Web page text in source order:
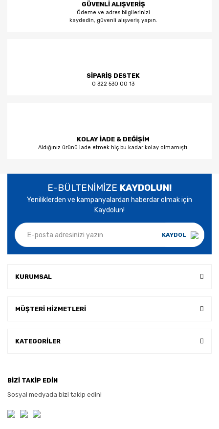
GÜVENLİ ALIŞVERİŞ
Ödeme ve adres bilgilerinizi
kaydedin, güvenli alışveriş yapın.
SİPARİŞ DESTEK
0 322 530 00 13
KOLAY İADE & DEĞİŞİM
Aldığınız ürünü iade etmek hiç bu kadar kolay olmamıştı.
E-BÜLTENİMİZE KAYDOLUN!
Yeniliklerden ve kampanyalardan haberdar olmak için
Kaydolun!
KAYDOL
KURUMSAL
MÜŞTERİ HİZMETLERİ
KATEGORİLER
BİZİ TAKİP EDİN
Sosyal medyada bizi takip edin!